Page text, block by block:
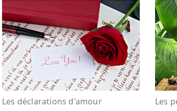
Les déclarations d'amour Les